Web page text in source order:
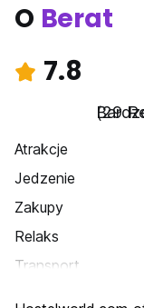
O Berat
7.8
(29
Atrakcje
Jedzenie
Zakupy
Relaks
Transport